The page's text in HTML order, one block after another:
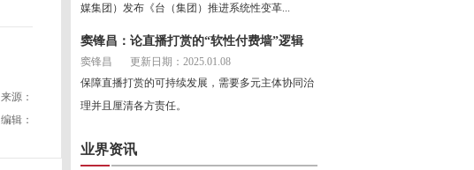
来源：
编辑：
媒集团）发布《台（集团）推进系统性变革...
窦锋昌：论直播打赏的“软性付费墙”逻辑
窦锋昌
更新日期：2025.01.08
保障直播打赏的可持续发展，需要多元主体协同治
理并且厘清各方责任。
业界资讯